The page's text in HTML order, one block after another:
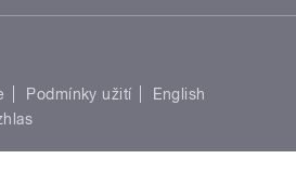
Podmínky užití
English